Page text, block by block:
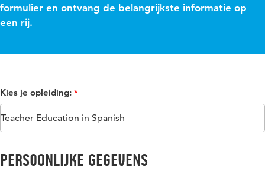
formulier en ontvang de belangrijkste informatie op
een rij.
Kies je opleiding:
Persoonlijke gegevens